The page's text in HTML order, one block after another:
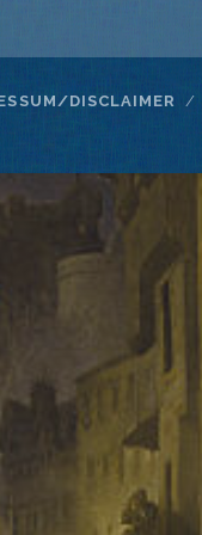
DISCLAIMER